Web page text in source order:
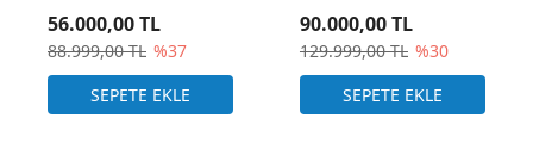
88.999,00 TL %37
56.000,00 TL
129.999,00 TL %30
90.000,00 TL